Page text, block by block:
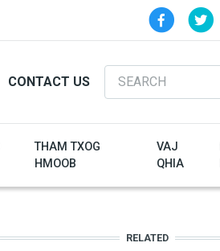
CONTACT US
Search
THAM TXOG
HMOOB
VAJ
QHIA
RELATED